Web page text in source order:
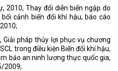
2010, Thay đổi diễn biến ngập do
cảnh biến đổi khí hậu, báo cáo
pháp thủy lợi phục vụ chương
trong điều kiện Biến đổi khí hậu,
bảo an ninh lương thực quốc gia,
2009;